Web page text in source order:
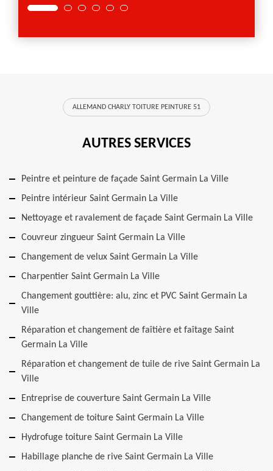
ALLEMAND CHARLY TOITURE PEINTURE 51
AUTRES SERVICES
Peintre et peinture de façade Saint Germain La Ville
Peintre intérieur Saint Germain La Ville
Nettoyage et ravalement de façade Saint Germain La Ville
Couvreur zingueur Saint Germain La Ville
Changement de velux Saint Germain La Ville
Charpentier Saint Germain La Ville
Changement gouttière: alu, zinc et PVC Saint Germain La
Ville
Réparation et changement de faîtière et faîtage Saint
Germain La Ville
Réparation et changement de tuile de rive Saint Germain La
Ville
Entreprise de couverture Saint Germain La Ville
Changement de toiture Saint Germain La Ville
Hydrofuge toiture Saint Germain La Ville
Habillage planche de rive Saint Germain La Ville